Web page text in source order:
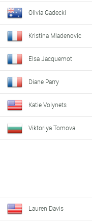
Olivia Gadecki
Kristina Mladenovic
Elsa Jacquemot
Diane Parry
Katie Volynets
Viktoriya Tomova
Lauren Davis